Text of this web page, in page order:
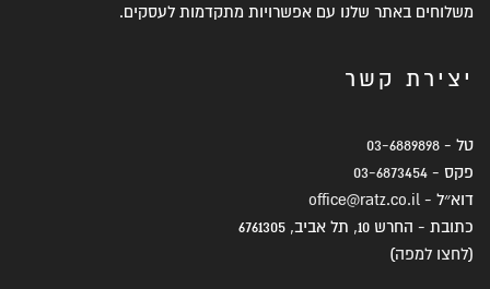
משלוחים באתר שלנו עם אפשרויות מתקדמות לעסקים.
יצירת קשר
טל - 03-6889898
פקס - 03-6873454
דוא״ל - office@ratz.co.il
כתובת - החרש 10, תל אביב, 6761305
(לחצו למפה)